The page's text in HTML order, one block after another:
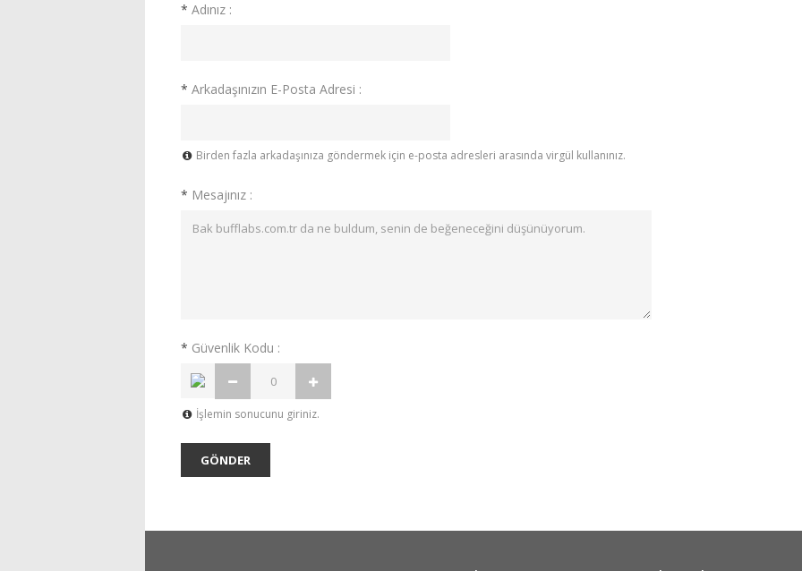
* Adınız :
* Arkadaşınızın E-Posta Adresi :
Birden fazla arkadaşınıza göndermek için e-posta adresleri arasında virgül kullanınız.
* Mesajınız :
* Güvenlik Kodu :
İşlemin sonucunu giriniz.